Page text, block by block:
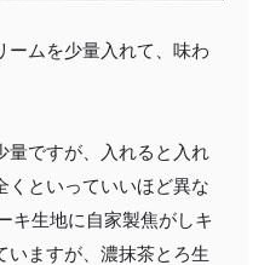
ームを少量入れて、味わ
量ですが、入れると入れ
くといっていいほど異な
キ生地に自家製焦がしキ
いますが、濃抹茶とろ生